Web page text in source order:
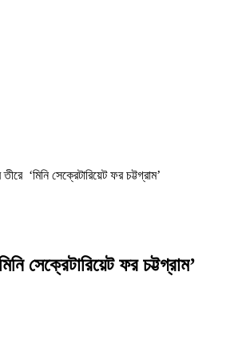
‘মিনি সেক্রেটারিয়েট ফর চট্টগ্রাম’
সেক্রেটারিয়েট ফর চট্টগ্রাম’